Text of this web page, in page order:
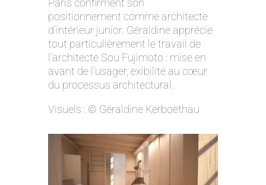
Paris confirment son
positionnement comme architecte
d’intérieur junior. Géraldine apprécie
tout particulièrement le travail de
l’architecte Sou Fujimoto : mise en
avant de l’usager, exibilité au cœur
du processus architectural.
Visuels : © Géraldine Kerboëthau